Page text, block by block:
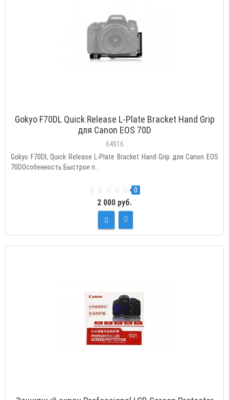
Gokyo F70DL Quick Release L-Plate Bracket Hand Grip
для Canon EOS 70D
64016
Gokyo F70DL Quick Release L-Plate Bracket Hand Grip для Canon EOS
70DОсобенность:Быстрое п..
0
2 000 руб.